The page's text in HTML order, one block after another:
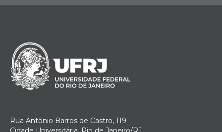
Rua Antônio Barros de Castro, 119